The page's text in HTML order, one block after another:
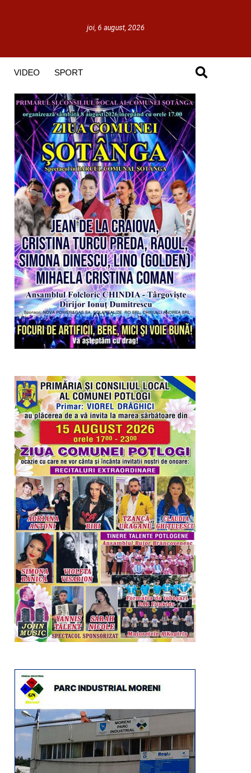
joi, 6 august, 2026
VIDEO SPORT